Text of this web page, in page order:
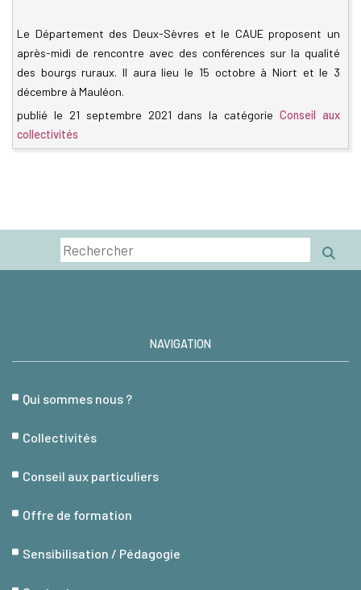
Le Département des Deux-Sèvres et le CAUE proposent un
après-midi de rencontre avec des conférences sur la qualité
des bourgs ruraux. Il aura lieu le 15 octobre à Niort et le 3
décembre à Mauléon.
publié le 21 septembre 2021 dans la catégorieConseil aux
collectivités
NAVIGATION
Qui sommes nous ?
Collectivités
Conseil aux particuliers
Offre de formation
Sensibilisation / Pédagogie